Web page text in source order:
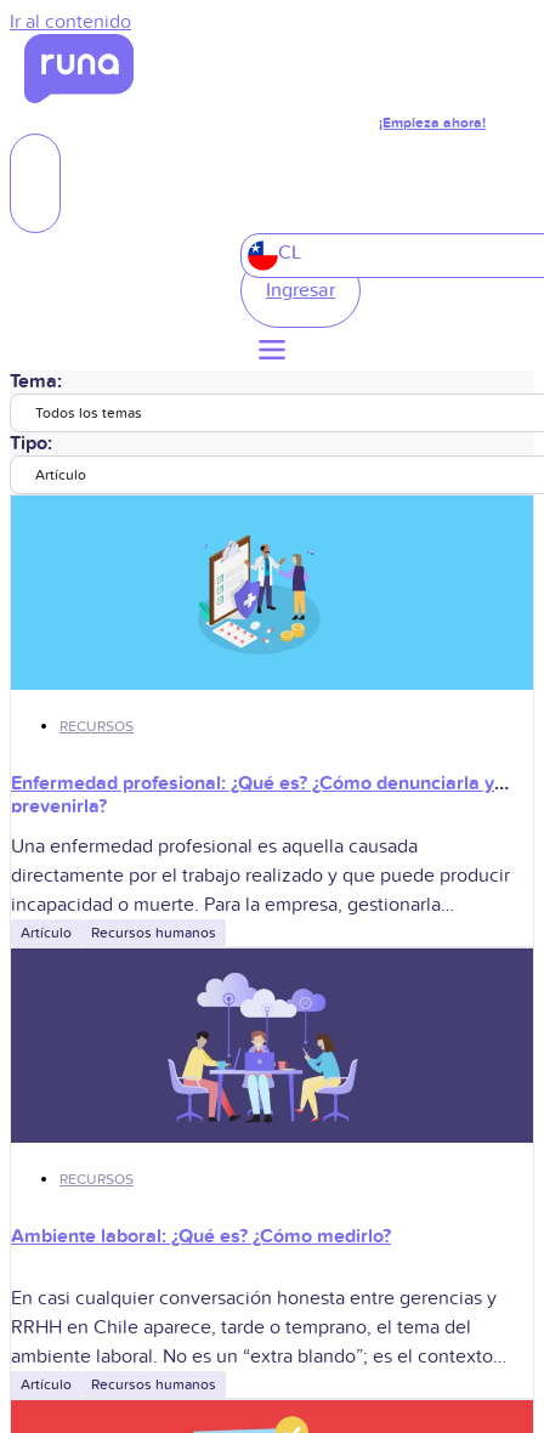
Ir al contenido
¡Empieza ahora!
CL
Ingresar
Tema:
Todos los temas
Tipo:
Artículo
RECURSOS
Enfermedad profesional: ¿Qué es? ¿Cómo denunciarla y
prevenirla?
Una enfermedad profesional es aquella causada
directamente por el trabajo realizado y que puede producir
incapacidad o muerte. Para la empresa, gestionarla
correctamente implica denunciar la sospecha, derivar al
Artículo Recursos humanos
RECURSOS
Ambiente laboral: ¿Qué es? ¿Cómo medirlo?
En casi cualquier conversación honesta entre gerencias y
RRHH en Chile aparece, tarde o temprano, el tema del
ambiente laboral. No es un “extra blando”; es el contexto
donde ocurre
Artículo Recursos humanos